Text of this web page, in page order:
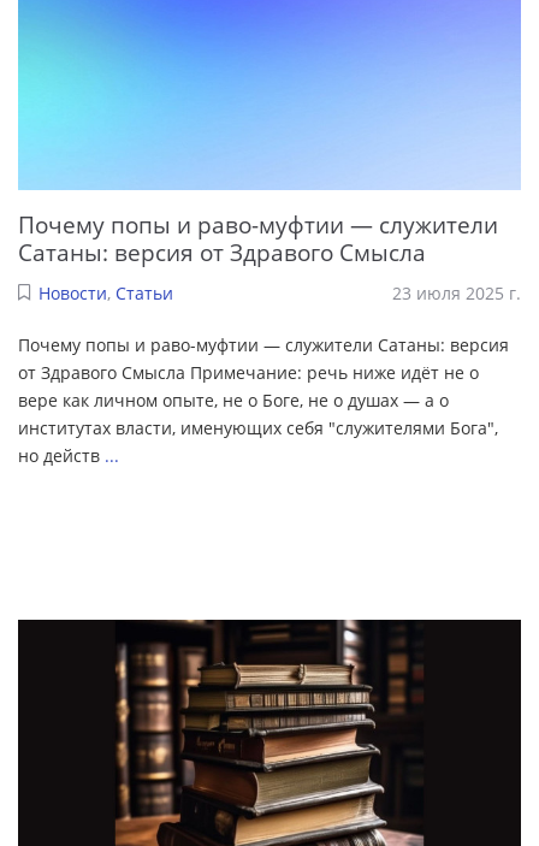
Почему попы и раво-муфтии — служители
Сатаны: версия от Здравого Смысла
Новости, Статьи 23 июля 2025 г.
Почему попы и раво-муфтии — служители Сатаны: версия
от Здравого Смысла Примечание: речь ниже идёт не о
вере как личном опыте, не о Боге, не о душах — а о
институтах власти, именующих себя "служителями Бога",
но действ ...